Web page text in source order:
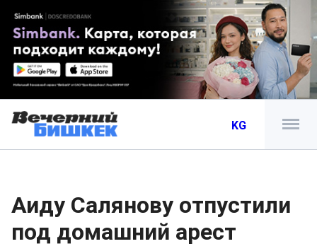
KG
Аиду Салянову отпустили
под домашний арест